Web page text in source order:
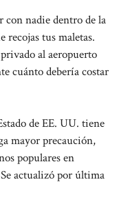
con nadie dentro de la
recojas tus maletas.
al aeropuerto
cuánto debería costar
de EE. UU. tiene
mayor precaución,
populares en
actualizó por última